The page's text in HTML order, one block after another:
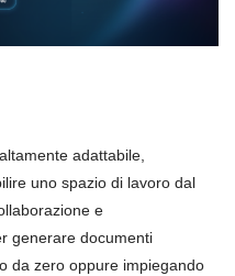
adattabile,
uno spazio di lavoro dal
e
generare documenti
da zero oppure impiegando